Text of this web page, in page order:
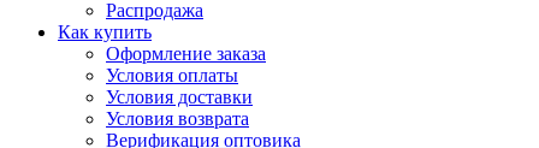
Распродажа
Как купить
Оформление заказа
Условия оплаты
Условия доставки
Условия возврата
Верификация оптовика